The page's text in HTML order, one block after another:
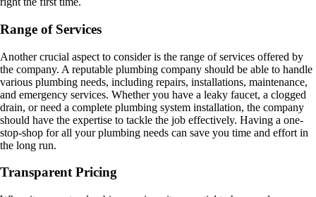
Range of Services
Another crucial aspect to consider is the range of services offered by
the company. A reputable plumbing company should be able to handle
various plumbing needs, including repairs, installations, maintenance,
and emergency services. Whether you have a leaky faucet, a clogged
drain, or need a complete plumbing system installation, the company
should have the expertise to tackle the job effectively. Having a one-
stop-shop for all your plumbing needs can save you time and effort in
the long run.
Transparent Pricing